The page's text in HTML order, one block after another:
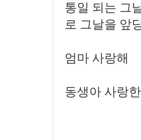
통일 되는 그
로 그날을 앞
엄마 사랑해
동생아 사랑